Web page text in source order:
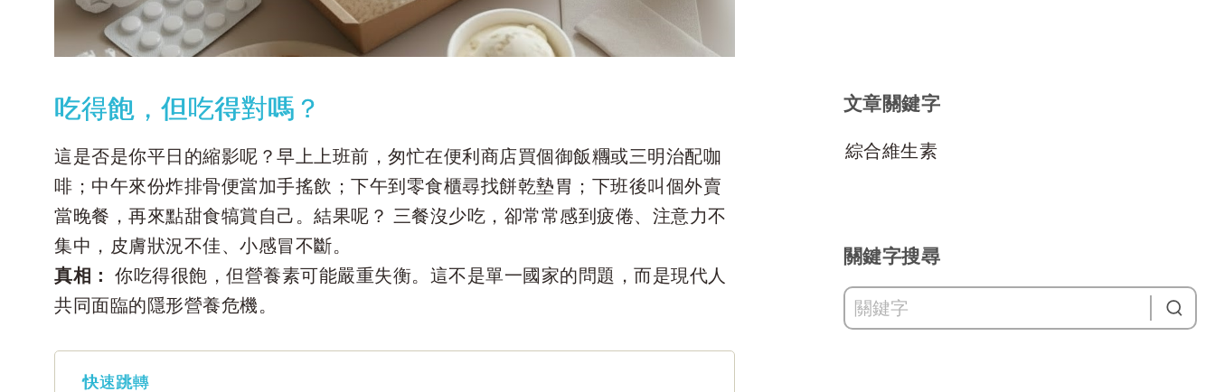
吃得飽，但吃得對嗎？
這是否是你平日的縮影呢？早上上班前，匆忙在便利商店買個御飯糰或三明治配咖
啡；中午來份炸排骨便當加手搖飲；下午到零食櫃尋找餅乾墊胃；下班後叫個外賣
當晚餐，再來點甜食犒賞自己。結果呢？ 三餐沒少吃，卻常常感到疲倦、注意力不
集中，皮膚狀況不佳、小感冒不斷。
真相： 你吃得很飽，但營養素可能嚴重失衡。這不是單一國家的問題，而是現代人
共同面臨的隱形營養危機。
快速跳轉
文章關鍵字
綜合維生素
關鍵字搜尋